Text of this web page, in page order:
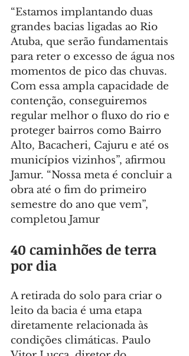
“Estamos implantando duas
grandes bacias ligadas ao Rio
Atuba, que serão fundamentais
para reter o excesso de água nos
momentos de pico das chuvas.
Com essa ampla capacidade de
contenção, conseguiremos
regular melhor o fluxo do rio e
proteger bairros como Bairro
Alto, Bacacheri, Cajuru e até os
municípios vizinhos”, afirmou
Jamur. “Nossa meta é concluir a
obra até o fim do primeiro
semestre do ano que vem”,
completou Jamur
40 caminhões de terra
por dia
A retirada do solo para criar o
leito da bacia é uma etapa
diretamente relacionada às
condições climáticas. Paulo